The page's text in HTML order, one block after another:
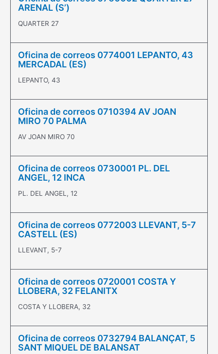
ARENAL (S’)
QUARTER 27
Oficina de correos 0774001 LEPANTO, 43
MERCADAL (ES)
LEPANTO, 43
Oficina de correos 0710394 AV JOAN
MIRO 70 PALMA
AV JOAN MIRO 70
Oficina de correos 0730001 PL. DEL
ANGEL, 12 INCA
PL. DEL ANGEL, 12
Oficina de correos 0772003 LLEVANT, 5-7
CASTELL (ES)
LLEVANT, 5-7
Oficina de correos 0720001 COSTA Y
LLOBERA, 32 FELANITX
COSTA Y LLOBERA, 32
Oficina de correos 0732794 BALANÇAT, 5
SANT MIQUEL DE BALANSAT